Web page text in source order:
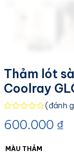
Thảm lót
Coolray
xếp
5
(đánh
600.000 ₫
MÀU THẢM